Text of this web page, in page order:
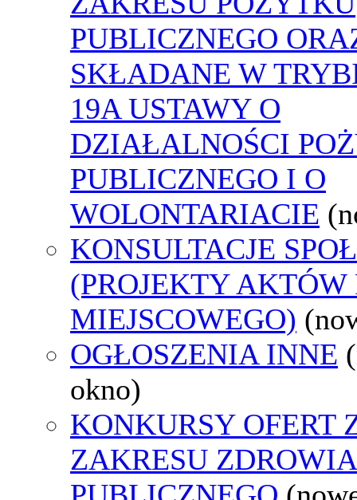
PUBLICZNEGO
SKŁADANE W
19A USTAWY O
DZIAŁALNOŚCI
PUBLICZNEGO I O
WOLONTARIACIE
KONSULTACJE
(PROJEKTY AKTÓW
MIEJSCOWEGO)
OGŁOSZENIA INNE
okno)
KONKURSY OFERT
ZAKRESU ZDROWIA